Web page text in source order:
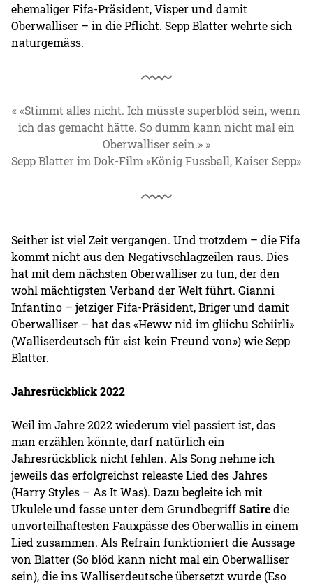
ehemaliger Fifa-Präsident, Visper und damit
Oberwalliser – in die Pflicht. Sepp Blatter wehrte sich
naturgemäss.
«Stimmt alles nicht. Ich müsste superblöd sein, wenn
ich das gemacht hätte. So dumm kann nicht mal ein
Oberwalliser sein.»
Sepp Blatter im Dok-Film «König Fussball, Kaiser Sepp»
Seither ist viel Zeit vergangen. Und trotzdem – die Fifa
kommt nicht aus den Negativschlagzeilen raus. Dies
hat mit dem nächsten Oberwalliser zu tun, der den
wohl mächtigsten Verband der Welt führt. Gianni
Infantino – jetziger Fifa-Präsident, Briger und damit
Oberwalliser – hat das «Heww nid im gliichu Schiirli»
(Walliserdeutsch für «ist kein Freund von») wie Sepp
Blatter.
Jahresrückblick 2022
Weil im Jahre 2022 wiederum viel passiert ist, das
man erzählen könnte, darf natürlich ein
Jahresrückblick nicht fehlen. Als Song nehme ich
jeweils das erfolgreichst releaste Lied des Jahres
(Harry Styles – As It Was). Dazu begleite ich mit
Ukulele und fasse unter dem GrundbegriffSatiredie
unvorteilhaftesten Fauxpässe des Oberwallis in einem
Lied zusammen. Als Refrain funktioniert die Aussage
von Blatter (So blöd kann nicht mal ein Oberwalliser
sein), die ins Walliserdeutsche übersetzt wurde (Eso